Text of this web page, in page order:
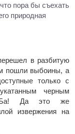
пора бы съехать
природная
в разбитую
пошли выбоины, а
только с
черным
Ба! Да это же
извержения на